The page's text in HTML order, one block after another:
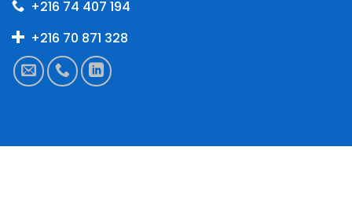
+216 74 407 194
+216 70 871 328